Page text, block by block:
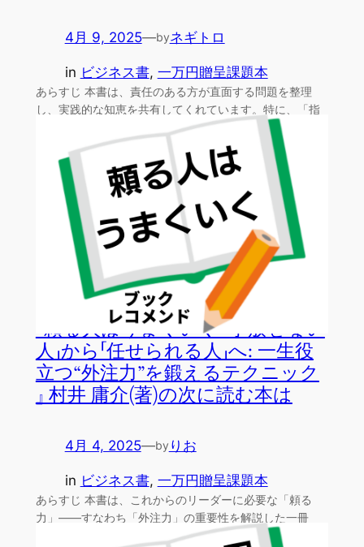
4月 9, 2025—byネギトロ
in ビジネス書, 一万円贈呈課題本
あらすじ 本書は、責任のある方が直面する問題を整理
し、実践的な知恵を共有してくれています。特に、「指
『頼る人はうまくいく 「手放せない
人」から「任せられる人」へ: 一生役
立つ“外注力”を鍛えるテクニック
』 村井 庸介(著)の次に読む本は
4月 4, 2025—by りお
in ビジネス書, 一万円贈呈課題本
あらすじ 本書は、これからのリーダーに必要な「頼る
力」——すなわち「外注力」の重要性を解説した一冊